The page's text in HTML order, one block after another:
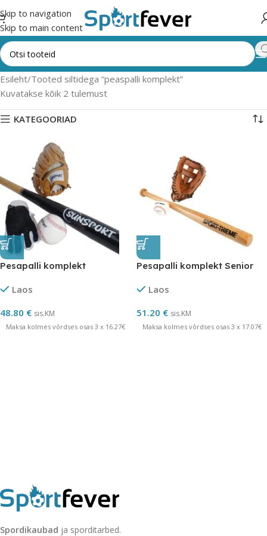
Skip to navigation
Skip to main content
Esileht Tooted siltidega “peaspalli komplekt”
Kuvatakse kõik 2 tulemust
KATEGOORIAD
Pesapalli komplekt
Laos
48.80 € sis.KM
Maksa kolmes võrdses osas 3 x 16.27€
Pesapalli komplekt Senior
Laos
51.20 € sis.KM
Maksa kolmes võrdses osas 3 x 17.07€
Spordikaubad ja sporditarbed.